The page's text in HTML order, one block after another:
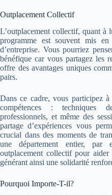
Outplacement Collectif
L’outplacement collectif, quant à
programme est souvent mis
d’entreprise. Vous pourriez
bénéfique car vous partagez les
offre des avantages uniques
pairs.
Dans ce cadre, vous participez
compétences : techniques
professionnels, et même des
partage d’expériences vous
crucial dans des moments de
une département entier,
outplacement collectif pour aider
générant ainsi une solidarité
Pourquoi Importe-T-il?